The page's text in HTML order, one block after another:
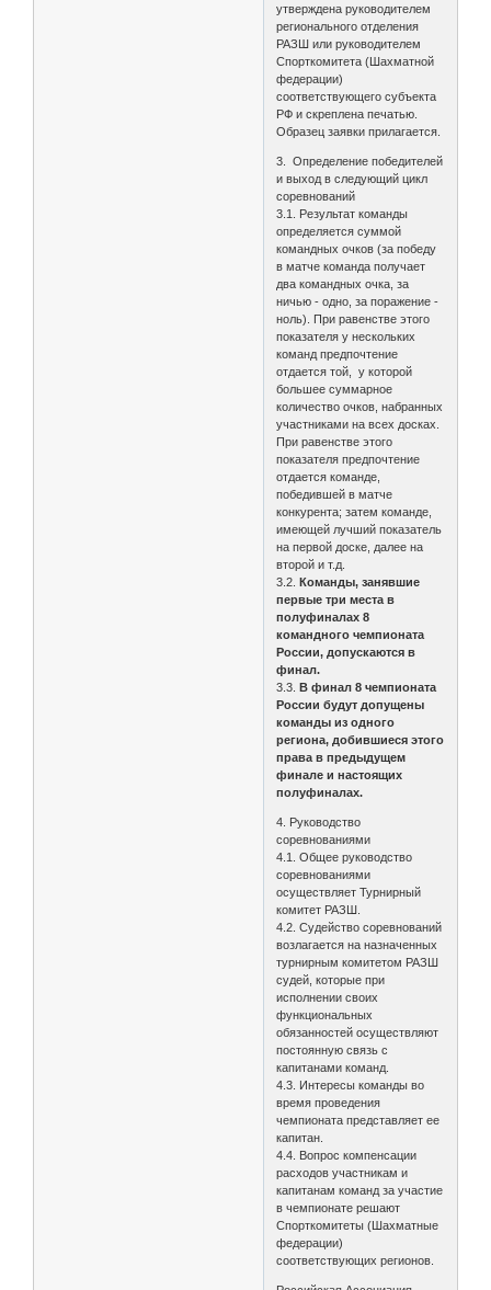
утверждена руководителем
регионального отделения
РАЗШ или руководителем
Спорткомитета (Шахматной
федерации)
соответствующего субъекта
РФ и скреплена печатью.
Образец заявки прилагается.
3. Определение победителей
и выход в следующий цикл
соревнований
3.1. Результат команды
определяется суммой
командных очков (за победу
в матче команда получает
два командных очка, за
ничью - одно, за поражение -
ноль). При равенстве этого
показателя у нескольких
команд предпочтение
отдается той, у которой
большее суммарное
количество очков, набранных
участниками на всех досках.
При равенстве этого
показателя предпочтение
отдается команде,
победившей в матче
конкурента; затем команде,
имеющей лучший показатель
на первой доске, далее на
второй и т.д.
3.2.
Команды, занявшие
первые три места в
полуфиналах 8
командного чемпионата
России, допускаются в
финал.
3.3.
В финал 8 чемпионата
России будут допущены
команды из одного
региона, добившиеся этого
права в предыдущем
финале и настоящих
полуфиналах.
4. Руководство
соревнованиями
4.1. Общее руководство
соревнованиями
осуществляет Турнирный
комитет РАЗШ.
4.2. Судейство соревнований
возлагается на назначенных
турнирным комитетом РАЗШ
судей, которые при
исполнении своих
функциональных
обязанностей осуществляют
постоянную связь с
капитанами команд.
4.3. Интересы команды во
время проведения
чемпионата представляет ее
капитан.
4.4. Вопрос компенсации
расходов участникам и
капитанам команд за участие
в чемпионате решают
Спорткомитеты (Шахматные
федерации)
соответствующих регионов.